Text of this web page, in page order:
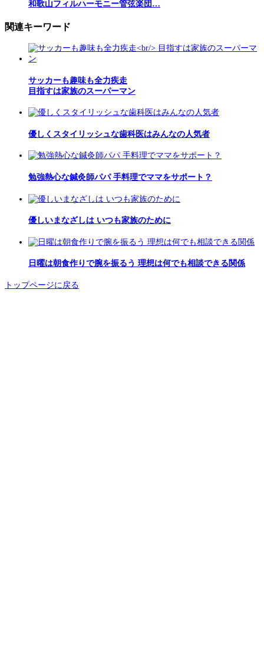
和歌山フィルハーモニー管弦楽団…
関連キーワード
サッカーも趣味も全力疾走
目指すは家族のスーパーマン
優しくスタイリッシュな歯科医はみんなの人気者
勉強熱心な鍼灸師パパ 手料理でママをサポート？
優しいまなざしは いつも家族のために
日曜は朝食作りで腕を振るう 理想は何でも相談できる関係
トップページに戻る